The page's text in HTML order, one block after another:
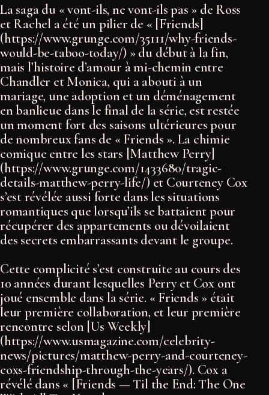
La saga du « vont-ils, ne vont-ils pas » de Ross
et Rachel a été un pilier de « [Friends]
(https://www.grunge.com/35111/why-friends-
would-be-taboo-today/) » du début à la fin,
mais l’histoire d’amour à mi-chemin entre
Chandler et Monica, qui a abouti à un
mariage, une adoption et un déménagement
en banlieue dans le final de la série, est restée
un moment fort des saisons ultérieures pour
de nombreux fans de « Friends ». La chimie
comique entre les stars [Matthew Perry]
(https://www.grunge.com/1433680/tragic-
details-matthew-perry-life/) et Courteney Cox
s’est révélée aussi forte dans les situations
romantiques que lorsqu’ils se battaient pour
récupérer des appartements ou dévoilaient
des secrets embarrassants devant le groupe.
Cette complicité s’est construite au cours des
10 années durant lesquelles Perry et Cox ont
joué ensemble dans la série. « Friends » était
leur première collaboration, et leur première
rencontre selon [Us Weekly]
(https://www.usmagazine.com/celebrity-
news/pictures/matthew-perry-and-courteney-
coxs-friendship-through-the-years/). Cox a
révélé dans « [Friends — Til the End: The One